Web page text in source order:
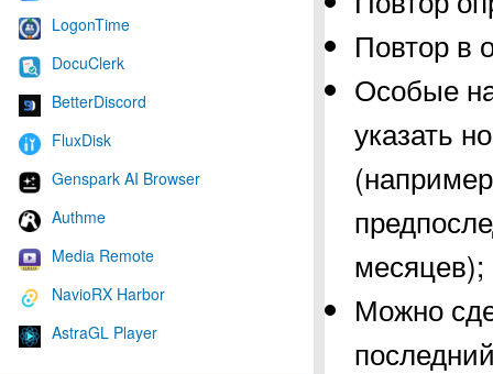
LogonTime
DocuClerk
BetterDiscord
FluxDisk
Genspark AI Browser
Authme
Media Remote
NavioRX Harbor
AstraGL Player
Повтор в
Особые
указать
месяцев);
Можно